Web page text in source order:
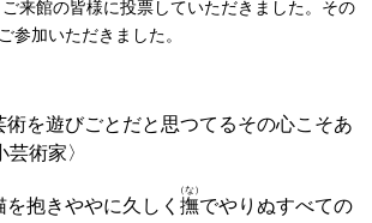
来館の皆様に投票していただきました。その
参加いただきました。
遊びごとだと思つてるその心こそあ
術家〉
抱きややに久しく 撫
（な）
でやりぬすべての